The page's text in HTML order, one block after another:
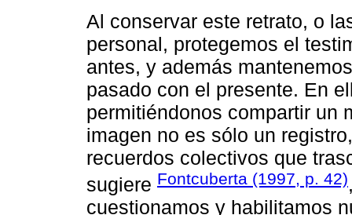
Al conservar este retrato, o
personal, protegemos el
antes, y además
pasado con el presente. En
permitiéndonos compartir un
imagen no es sólo un
recuerdos colectivos que
sugiere Fontcuberta (1997, p. 42)
cuestionamos y habilitamos